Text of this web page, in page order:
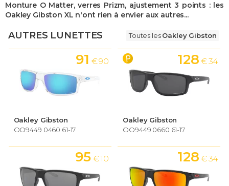
Monture O Matter, verres Prizm, ajustement 3 points : les
Oakley Gibston XL n'ont rien à envier aux autres...
AUTRES LUNETTES Toutes lesOakley Gibston
Oakley Gibston
OO9449 0460 61-17
91 € 90
Oakley Gibston
OO9449 0660 61-17
128 € 34
95 € 10 128 € 34